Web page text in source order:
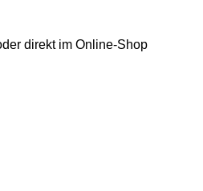
direkt im Online-Shop